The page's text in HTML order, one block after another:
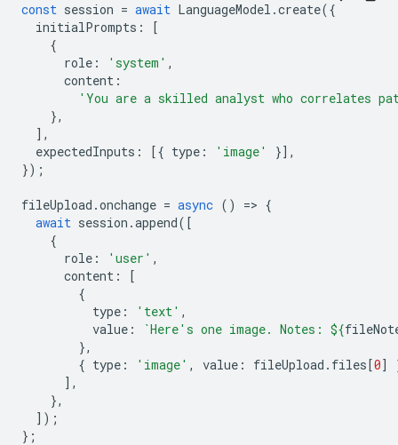
const session = await LanguageModel .create({
initialPrompts :
[
{
role : 'system' ,
content :
'You are a skilled analyst who correlates
},
],
expectedInputs : [{ type : 'image'
}],
});
fileUpload .onchange = async () => {
await session .append([
{
role : 'user' ,
content :
[
{
type : 'text' ,
value : `Here's one image. Notes: ${
},
{ type : 'image' , value : fileUpload . files[0]
],
},
]);
};